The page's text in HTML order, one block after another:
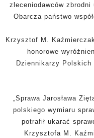
zleceniodawców
Obarcza państwo
Krzysztof M.
honorowe
Dziennikarzy Polskich
„Sprawa Jarosława
polskiego wymiaru
potrafił ukarać
Krzysztofa M.